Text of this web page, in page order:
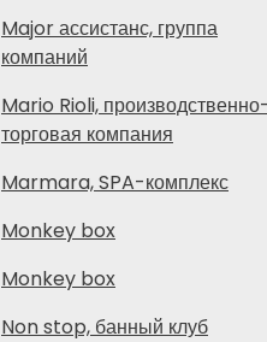
Major ассистанс, группа
компаний
Mario Rioli, производственно-
торговая компания
Marmara, SPA-комплекс
Monkey box
Monkey box
Non stop, банный клуб